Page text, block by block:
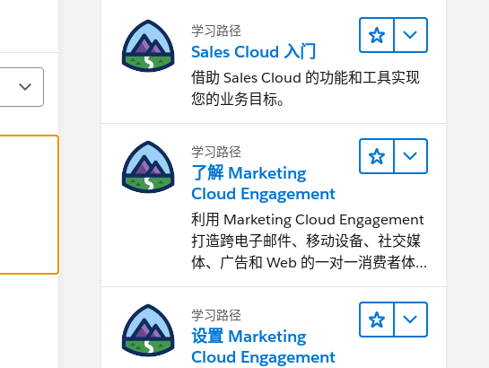
学习路径
Sales Cloud 入门
借助 Sales Cloud 的功能和工具实现
您的业务目标。
学习路径
了解 Marketing
Cloud Engagement
利用 Marketing Cloud Engagement​
打造跨电子邮件、移动设备、社交媒
体、广告和 Web 的一对一消费者体
验。
学习路径
设置 Marketing
Cloud Engagement